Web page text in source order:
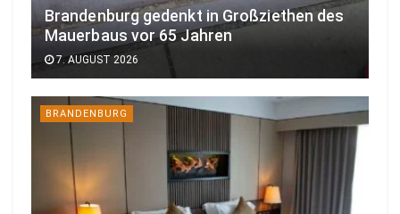
Brandenburg gedenkt in Großziethen des
Mauerbaus vor 65 Jahren
7. AUGUST 2026
BRANDENBURG